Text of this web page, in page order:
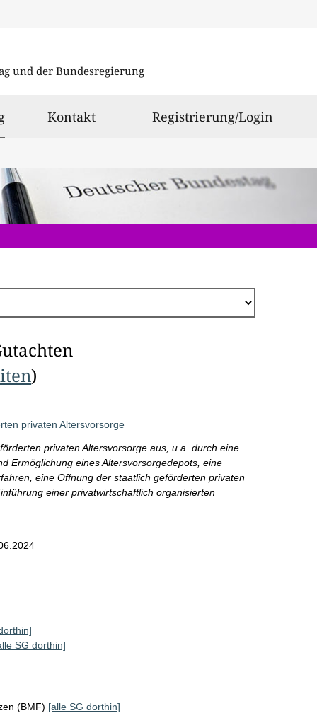
und der Bundesregierung
ausgewählt
Kontakt Registrierung/Login
)
privaten Altersvorsorge
privaten Altersvorsorge aus, u.a. durch eine
Ermöglichung eines Altersvorsorgedepots, eine
eine Öffnung der staatlich geförderten privaten
einer privatwirtschaftlich organisierten
SG dorthin]
(BMF) [alle SG dorthin]